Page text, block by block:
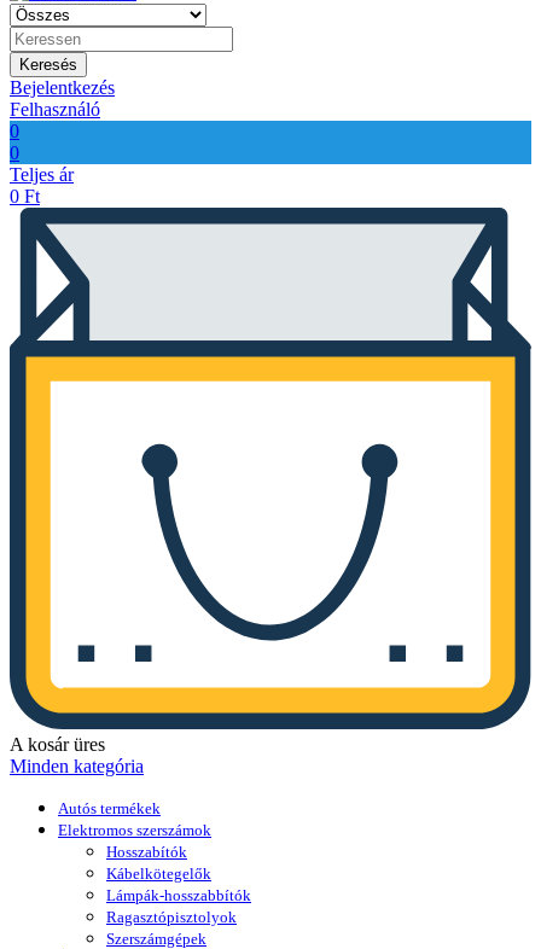
Keresés
Bejelentkezés
Felhasználó
0
0
Teljes ár
0 Ft
A kosár üres
Minden kategória
Autós termékek
Elektromos szerszámok
Hosszabítók
Kábelkötegelők
Lámpák-hosszabbítók
Ragasztópisztolyok
Szerszámgépek